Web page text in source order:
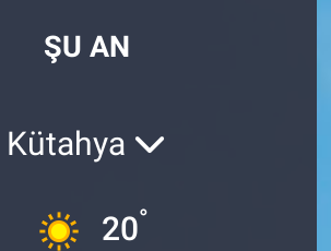
ŞU AN
Kütahya
20°